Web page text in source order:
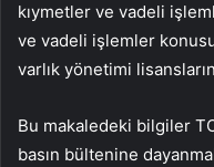
kıymetler ve vadeli
ve vadeli işlemler
varlık yönetimi
Bu makaledeki bilgiler
basın bültenine